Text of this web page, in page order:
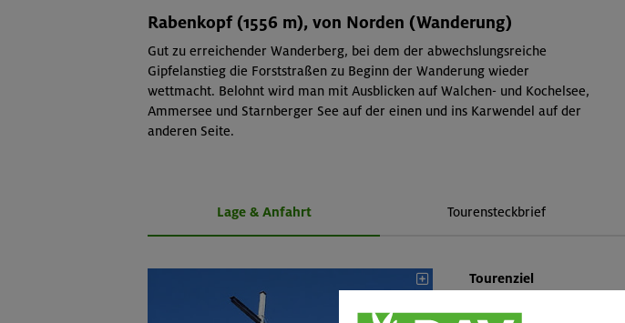
Rabenkopf (1556 m), von Norden (Wanderung)
Gut zu erreichender Wanderberg, bei dem der abwechslungsreiche
Gipfelanstieg die Forststraßen zu Beginn der Wanderung wieder
wettmacht. Belohnt wird man mit Ausblicken auf Walchen- und Kochelsee,
Ammersee und Starnberger See auf der einen und ins Karwendel auf der
anderen Seite.
Lage & Anfahrt Tourensteckbrief
Tourenziel